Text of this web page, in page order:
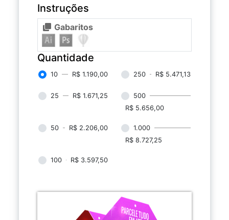
Instruções
Gabaritos
Quantidade
10 R$ 1.190,00 250 R$ 5.471,13
25 R$ 1.671,25
500
R$ 5.656,00
50 R$ 2.206,00
1.000
R$ 8.727,25
100 R$ 3.597,50